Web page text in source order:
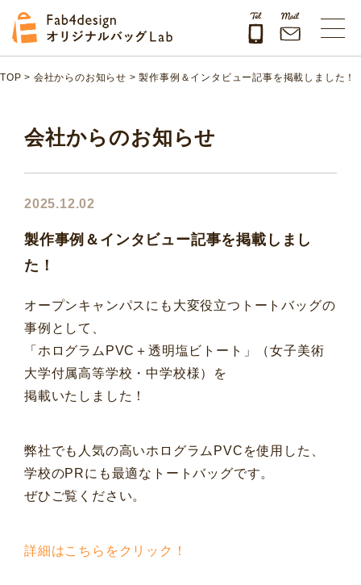
TOP > 会社からのお知らせ >製作事例＆インタビュー記事を掲載しました！
会社からのお知らせ
2025.12.02
製作事例＆インタビュー記事を掲載しまし
た！
オープンキャンパスにも大変役立つトートバッグの
事例として、
「ホログラムPVC＋透明塩ビトート」（女子美術
大学付属高等学校・中学校様）を
掲載いたしました！
弊社でも人気の高いホログラムPVCを使用した、
学校のPRにも最適なトートバッグです。
ぜひご覧ください。
詳細はこちらをクリック！